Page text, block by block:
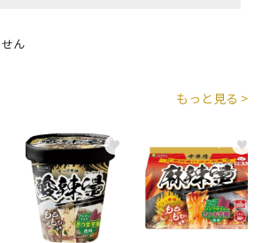
ございます。
ん
もっと見る >
♥ ♥